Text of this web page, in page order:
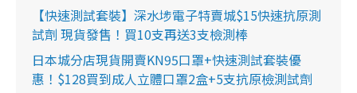
【快速測試套裝】深水埗電子特賣城$15快速抗原測
試劑 現貨發售！買10支再送3支檢測棒
日本城分店現貨開賣KN95口罩+快速測試套裝優
惠！$128買到成人立體口罩2盒+5支抗原檢測試劑